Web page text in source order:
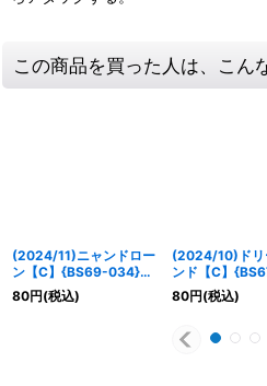
この商品を買った人は、こん
(2024/11)ニャンドロー
ン【C】{BS69-034}
《白》
80円(税込)
(2024/10)ドリ
ンド【C】
《白》
80円(税込)